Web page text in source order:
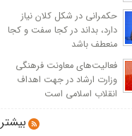
حکمرانی در شکل کلان نیاز
دارد، بداند در کجا سفت و کجا
منعطف باشد
فعالیت‌های معاونت فرهنگی
وزارت ارشاد در جهت اهداف
انقلاب اسلامی است
بیشتر